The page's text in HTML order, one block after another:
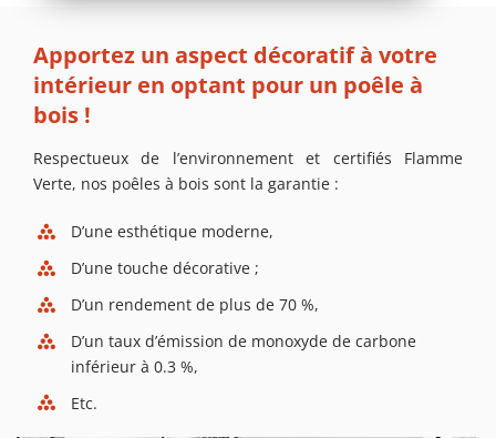
Apportez un aspect décoratif à votre
intérieur en optant pour un poêle à
bois !
Respectueux de l’environnement et certifiés Flamme
Verte, nos poêles à bois sont la garantie :
D’une esthétique moderne,
D’une touche décorative ;
D’un rendement de plus de 70 %,
D’un taux d’émission de monoxyde de carbone
inférieur à 0.3 %,
Etc.